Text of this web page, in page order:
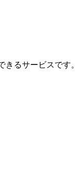
るサービスです。